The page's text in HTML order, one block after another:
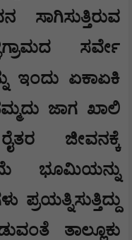
ಸರ್ವೇ
ಇಂದು ಏಕಾಏಕಿ
ಜಾಗ ಖಾಲಿ
ಜೀವನಕ್ಕೆ
ಭೂಮಿಯನ್ನು
ಪ್ರಯತ್ನಿಸುತ್ತಿದ್ದು
ತಾಲ್ಲೂಕು